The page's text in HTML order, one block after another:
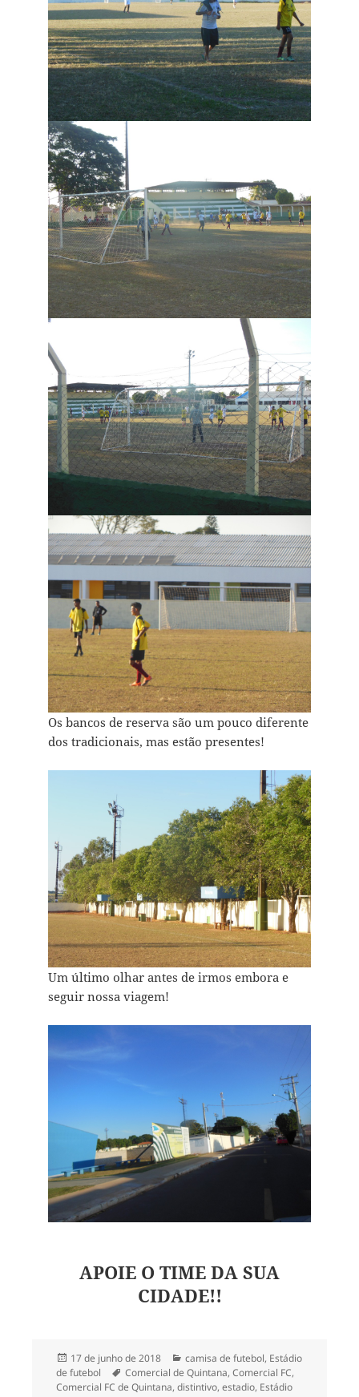
Os bancos de reserva são um pouco diferente
dos tradicionais, mas estão presentes!
Um último olhar antes de irmos embora e
seguir nossa viagem!
APOIE O TIME DA SUA
CIDADE!!
Publicado
em
17 de junho de 2018 Categorias
camisa de futebol, Estádio
de futebol
Tags
Comercial de Quintana, Comercial FC,
Comercial FC de Quintana, distintivo, estadio, Estádio